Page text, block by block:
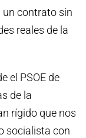
un contrato sin
reales de la
el PSOE de
de la
rígido que nos
socialista con